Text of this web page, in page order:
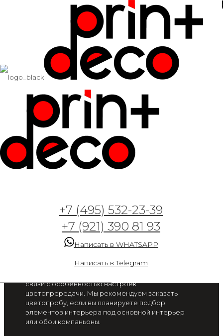
+7 (495) 532-23-39
+7 (921) 390 81 93
Написать в WHATSAPP
Написать в Telegram
Арт. GT — Роскошная
геометрия 1
от 2 300 руб. / м2
Цвет на экране вашего смартфона или монитора
связи с особенностью настроек
цветопрередачи. Мы рекомендуем заказать
цветопробу, если вы планируете подбор
элементов интерьера под основной интерьер
или обои компаньоны.